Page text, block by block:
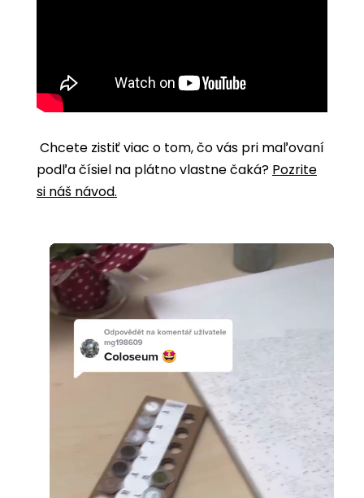
Chcete zistiť viac o tom, čo vás pri maľovaní
podľa čísiel na plátno vlastne čaká? Pozrite
si náš návod.